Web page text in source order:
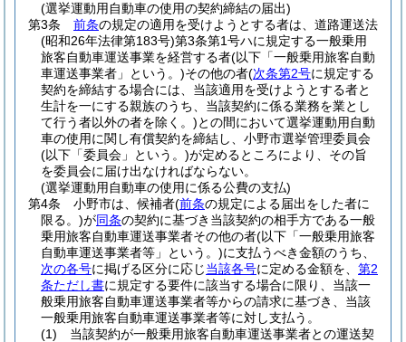
(選挙運動用自動車の使用の契約締結の届出)
第3条
前条の規定の適用を受けようとする者は、道路運送法
(昭和26年法律第183号)第3条第1号ハに規定する一般乗用
旅客自動車運送事業を経営する者(以下「一般乗用旅客自動
車運送事業者」という。)その他の者(次条第2号に規定する
契約を締結する場合には、当該適用を受けようとする者と
生計を一にする親族のうち、当該契約に係る業務を業とし
て行う者以外の者を除く。)との間において選挙運動用自動
車の使用に関し有償契約を締結し、小野市選挙管理委員会
(以下「委員会」という。)が定めるところにより、その旨
を委員会に届け出なければならない。
(選挙運動用自動車の使用に係る公費の支払)
第4条
小野市は、候補者(前条の規定による届出をした者に
限る。)が同条の契約に基づき当該契約の相手方である一般
乗用旅客自動車運送事業者その他の者(以下「一般乗用旅客
自動車運送事業者等」という。)に支払うべき金額のうち、
次の各号に掲げる区分に応じ当該各号に定める金額を、 第2
条ただし書に規定する要件に該当する場合に限り、当該一
般乗用旅客自動車運送事業者等からの請求に基づき、当該
一般乗用旅客自動車運送事業者等に対し支払う。
(1)
当該契約が一般乗用旅客自動車運送事業者との運送契